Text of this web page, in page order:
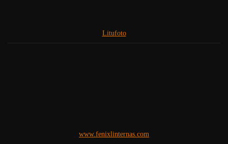
Litufoto
www.fenixlinternas.com